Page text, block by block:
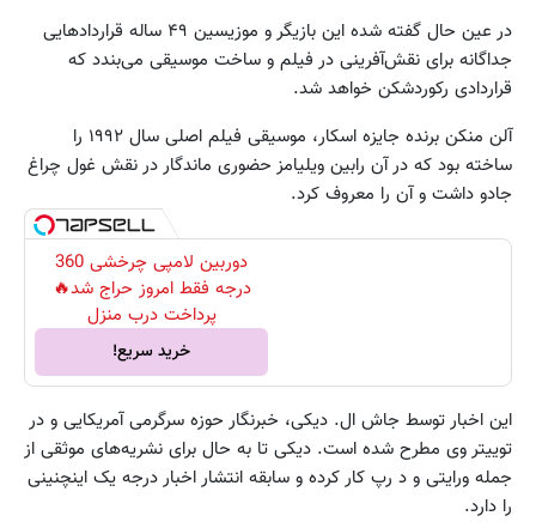
در عین حال گفته شده این بازیگر و موزیسین ۴۹ ساله قراردادهایی
جداگانه برای نقش‌آفرینی در فیلم و ساخت موسیقی می‌بندد که
قراردادی رکوردشکن خواهد شد.
آلن منکن برنده جایزه اسکار، موسیقی فیلم اصلی سال ۱۹۹۲ را
ساخته بود که در آن رابین ویلیامز حضوری ماندگار در نقش غول چراغ
جادو داشت و آن را معروف کرد.
دوربین لامپی چرخشی 360
درجه فقط امروز حراج شد🔥
پرداخت درب منزل
خرید سریع!
این اخبار توسط جاش ال. دیکی، خبرنگار حوزه سرگرمی آمریکایی و در
توییتر وی مطرح شده است. دیکی تا به حال برای نشریه‌های موثقی از
جمله ورایتی و د رپ کار کرده و سابقه انتشار اخبار درجه یک اینچنینی
را دارد.